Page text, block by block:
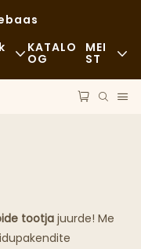
KATALO
OG
MEI
ST
Uudised
Blogi
tootjajuurde! Me